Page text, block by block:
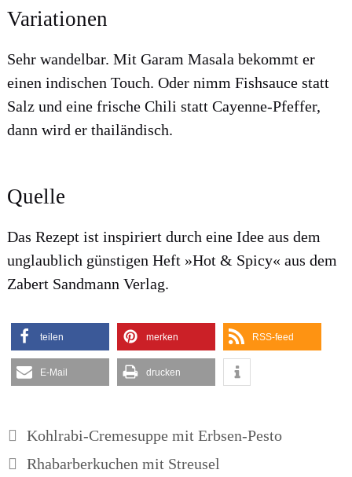
Variationen
Sehr wan­del­bar. Mit Garam Masa­la bekommt er
einen indi­schen Touch. Oder nimm Fish­sauce statt
Salz und eine fri­sche Chi­li statt Cayenne-Pfef­fer,
dann wird er thai­län­disch.
Quelle
Das Rezept ist inspi­riert durch eine Idee aus dem
unglaub­lich güns­ti­gen Heft »Hot & Spi­cy« aus dem
Zabert Sand­mann Ver­lag.
tei­len mer­ken RSS-feed
E‑Mail dru­cken
Kohlrabi-Cremesuppe mit Erbsen-Pesto
Rhabarberkuchen mit Streusel